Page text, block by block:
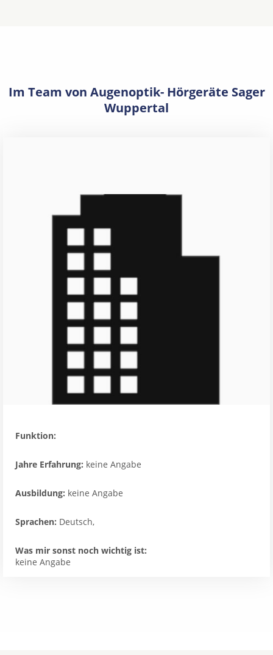
Im Team von Augenoptik- Hörgeräte Sager
Wuppertal
Funktion:
Jahre Erfahrung: keine Angabe
Ausbildung: keine Angabe
Sprachen: Deutsch,
Was mir sonst noch wichtig ist:
keine Angabe